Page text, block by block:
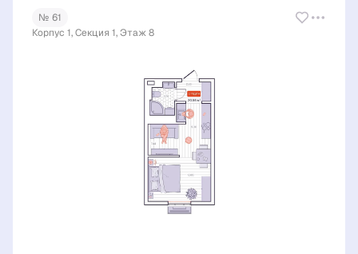
№ 61
Корпус 1, Секция 1, Этаж 8